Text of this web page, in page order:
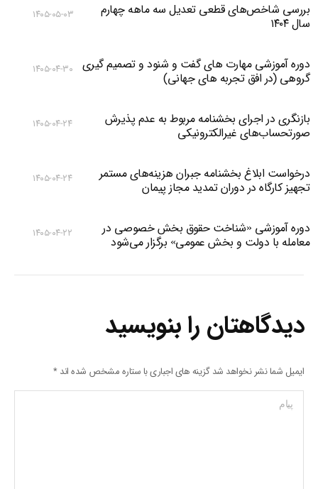
بررسی شاخص‌های قطعی تعدیل سه ماهه چهارم
سال ۱۴۰۴
۱۴۰۵-۰۵-۰۳
دوره آموزشی مهارت های گفت و شنود و تصمیم گیری
گروهی (در افق تجربه های جهانی)
۱۴۰۵-۰۴-۳۰
بازنگری در اجرای بخشنامه مربوط به عدم پذیرش
صورتحساب‌های غیرالکترونیکی
۱۴۰۵-۰۴-۲۴
درخواست ابلاغ بخشنامه جبران هزینه‌های مستمر
تجهیز کارگاه در دوران تمدید مجاز پیمان
۱۴۰۵-۰۴-۲۴
دوره آموزشی «شناخت حقوق بخش خصوصی در
معامله با دولت و بخش عمومی» برگزار می‌شود
۱۴۰۵-۰۴-۲۲
دیدگاهتان را بنویسید
ایمیل شما نشر نخواهد شد گزینه های اجباری با ستاره مشخص شده اند*
پیام